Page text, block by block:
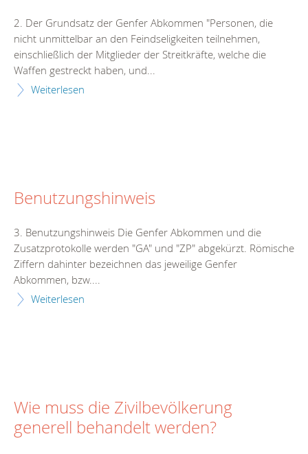
2. Der Grundsatz der Genfer Abkommen "Personen, die
nicht unmittelbar an den Feindseligkeiten teilnehmen,
einschließlich der Mitglieder der Streitkräfte, welche die
Waffen gestreckt haben, und...
Weiterlesen
Benutzungshinweis
3. Benutzungshinweis Die Genfer Abkommen und die
Zusatzprotokolle werden "GA" und "ZP" abgekürzt. Römische
Ziffern dahinter bezeichnen das jeweilige Genfer
Abkommen, bzw....
Weiterlesen
Wie muss die Zivilbevölkerung
generell behandelt werden?